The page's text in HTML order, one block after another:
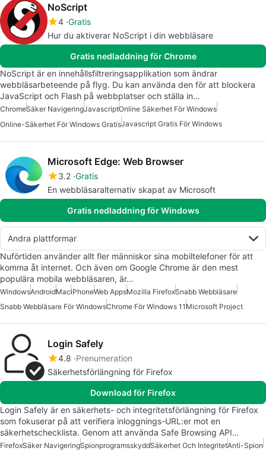
NoScript
4 Gratis
Hur du aktiverar NoScript i din webbläsare
Gratis nedladdning för Chrome
NoScript är en innehållsfiltreringsapplikation som ändrar
webbläsarbeteende på flyg. Du kan använda den för att blockera
JavaScript och Flash på webbplatser och ställa in…
ChromeSäker NavigeringJavascriptOnline Säkerhet För Windows
Online-Säkerhet För Windows GratisJavascript Gratis För Windows
Microsoft Edge: Web Browser
3.2 Gratis
En webbläsaralternativ skapat av Microsoft
Gratis nedladdning för Windows
Andra plattformar
Nuförtiden använder allt fler människor sina mobiltelefoner för att
komma åt internet. Och även om Google Chrome är den mest
populära mobila webbläsaren, är…
WindowsAndroidMaciPhoneWeb AppsMozilla FirefoxSnabb Webbläsare
Snabb Webbläsare För WindowsChrome För Windows 11Microsoft Project
Login Safely
4.8 Prenumeration
Säkerhetsförlängning för Firefox
Download för Firefox
Login Safely är en säkerhets- och integritetsförlängning för Firefox
som fokuserar på att verifiera inloggnings-URL:er mot en
säkerhetschecklista. Genom att använda Safe Browsing API…
FirefoxSäker NavigeringSpionprogramsskyddSäkerhet Och IntegritetAnti-Spion